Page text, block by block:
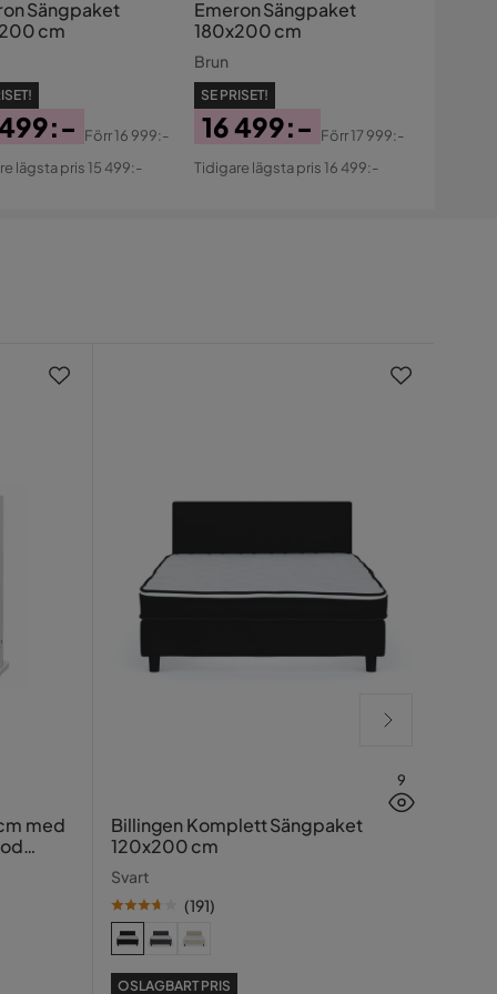
Sängpaket
cm
499:-
Förr16 999:-
lägsta pris 15 499:-
Emeron Sängpaket
180x200 cm
Brun
SE PRISET!
Pris
16 499:-
Original
Förr17 999:-
Tidigare lägsta pris 16 499:-
med
9
Billingen Komplett Sängpaket
120x200 cm
Svart
(191)
OSLAGBART PRIS